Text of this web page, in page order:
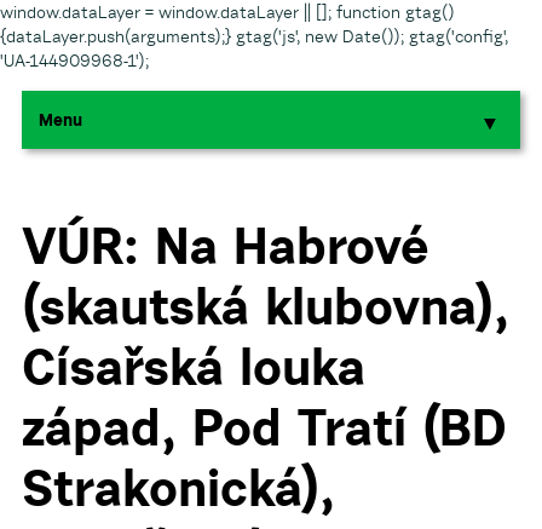
window.dataLayer = window.dataLayer || []; function gtag()
{dataLayer.push(arguments);} gtag('js', new Date()); gtag('config',
'UA-144909968-1');
Menu ▼
▼
▼
VÚR: Na Habrové
(skautská klubovna),
Císařská louka
západ, Pod Tratí (BD
Strakonická),